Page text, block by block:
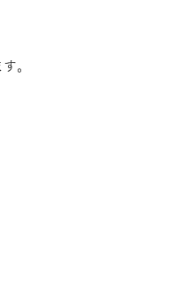
。